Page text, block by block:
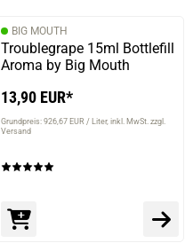
BIG MOUTH
Troublegrape 15ml Bottlefill
Aroma by Big Mouth
13,90 EUR*
Grundpreis: 926,67 EUR / Liter inkl. MwSt. zzgl.
Versand